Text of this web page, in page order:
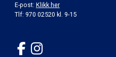
E-post: Klikk her
Tlf: 970 02520 kl. 9-15